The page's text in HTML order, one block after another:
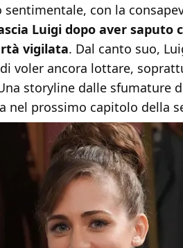
con la
Luigi dopo aver saputo
vigilata. Dal canto suo,
voler ancora lottare,
storyline dalle sfumature
nel prossimo capitolo della